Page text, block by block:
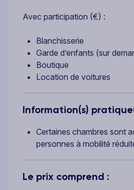
Avec participation (€) :
Blanchisserie
Garde d’enfants (sur
Boutique
Location de voitures
Information(s)
Certaines chambres sont
personnes à mobilité
Le prix comprend :